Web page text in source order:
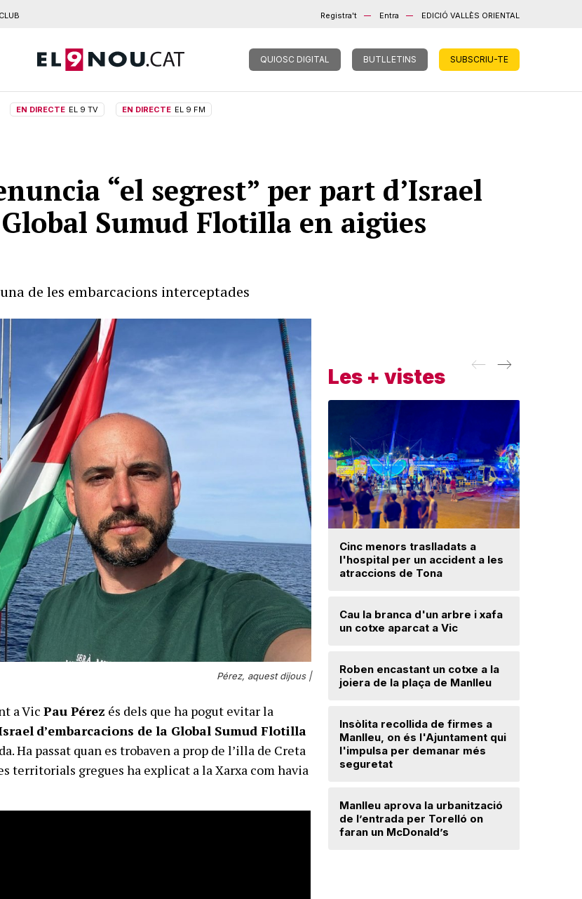
Registra't Entra EDICIÓ VALLÈS ORIENTAL
QUIOSC DIGITAL BUTLLETINS SUBSCRIU-TE
EN DIRECTE EL 9 TV EN DIRECTE EL 9 FM
“el segrest” per part d’Israel
Sumud Flotilla en aigües
de les embarcacions interceptades
Pérez, aquest dijous |
a VicPau Pérez és dels que ha pogut evitar la
d’embarcacions de la Global Sumud Flotilla
Ha passat quan es trobaven a prop de l’illa de Creta
territorials gregues ha explicat a la Xarxa com havia
Les + vistes
Cinc menors traslladats a
l'hospital per un accident a les
atraccions de Tona
Cau la branca d'un arbre i xafa
un cotxe aparcat a Vic
Roben encastant un cotxe a la
joiera de la plaça de Manlleu
Insòlita recollida de firmes a
Manlleu, on és l'Ajuntament qui
l'impulsa per demanar més
seguretat
Manlleu aprova la urbanització
de l’entrada per Torelló on
faran un McDonald’s